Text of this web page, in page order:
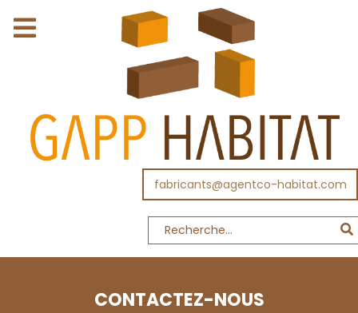
fabricants@agentco-habitat.com
CONTACTEZ-NOUS